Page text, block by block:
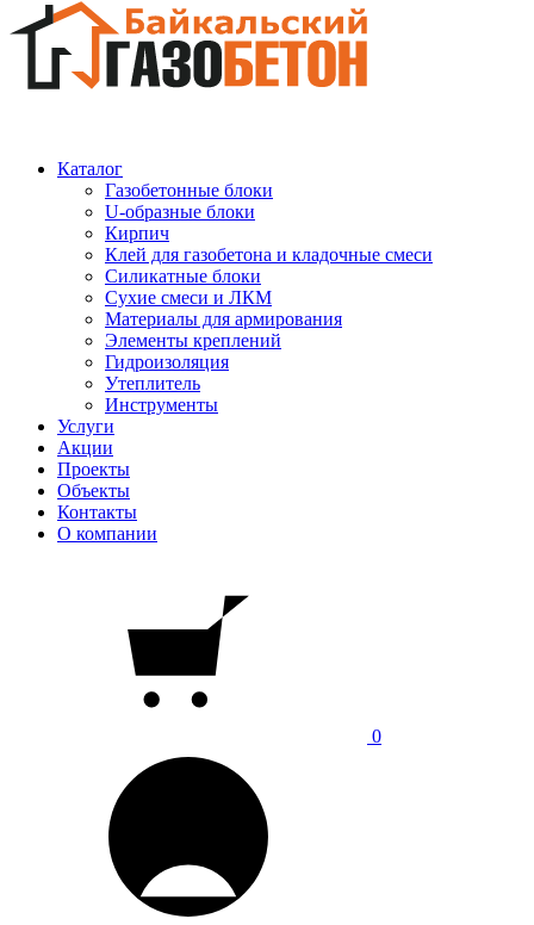
Каталог
Газобетонные блоки
U-образные блоки
Кирпич
Клей для газобетона и кладочные смеси
Силикатные блоки
Сухие смеси и ЛКМ
Материалы для армирования
Элементы креплений
Гидроизоляция
Утеплитель
Инструменты
Услуги
Акции
Проекты
Объекты
Контакты
О компании
0